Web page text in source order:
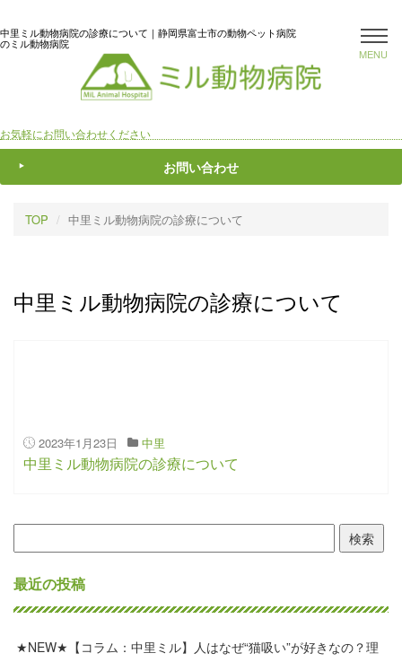
MENU
中里ミル動物病院の診療について｜静岡県富士市の動物ペット病院
のミル動物病院
お気軽にお問い合わせください
お問い合わせ
TOP 中里ミル動物病院の診療について
中里ミル動物病院の診療について
2023年1月23日 中里
中里ミル動物病院の診療について
検
索:
最近の投稿
★NEW★【コラム：中里ミル】人はなぜ“猫吸い”が好きなの？理